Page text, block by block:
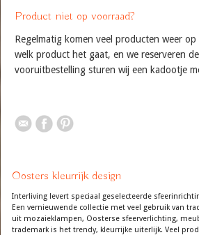
Product niet op voorraad?
Regelmatig komen veel producten weer
welk product het gaat, en we reserveren
vooruitbestelling sturen wij een kadootje
Oosters kleurrijk design
Interliving levert speciaal geselecteerde
Een vernieuwende collectie met veel gebruik van
uit mozaieklampen, Oosterse sfeerverlichting,
trademark is het trendy, kleurrijke uiterlijk. Veel